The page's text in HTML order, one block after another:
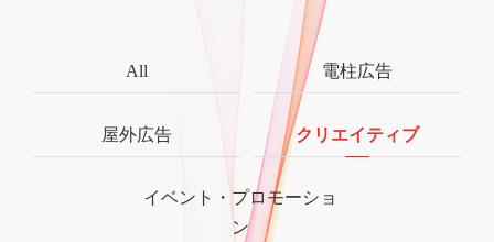
All 電柱広告
屋外広告 クリエイティブ
イベント・プロモーショ
ン